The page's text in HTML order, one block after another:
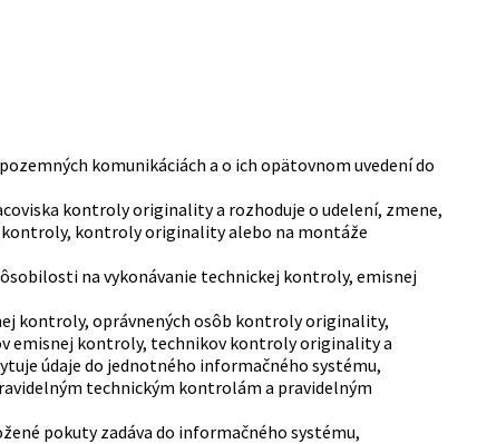
komunikáciách a o ich opätovnom uvedení do
kontroly originality a rozhoduje o udelení, zmene,
kontroly, kontroly originality alebo na montáže
na vykonávanie technickej kontroly, emisnej
kontroly, oprávnených osôb kontroly originality,
emisnej kontroly, technikov kontroly originality a
údaje do jednotného informačného systému,
technickým kontrolám a pravidelným
pokuty zadáva do informačného systému,